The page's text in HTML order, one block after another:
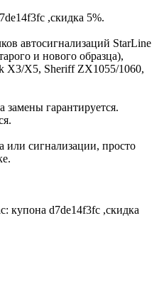
,скидка 5%.
автосигнализаций StarLine
и нового образца),
X3/X5, Sheriff ZX1055/1060,
гарантируется.
или сигнализации, просто
купона d7de14f3fc ,скидка